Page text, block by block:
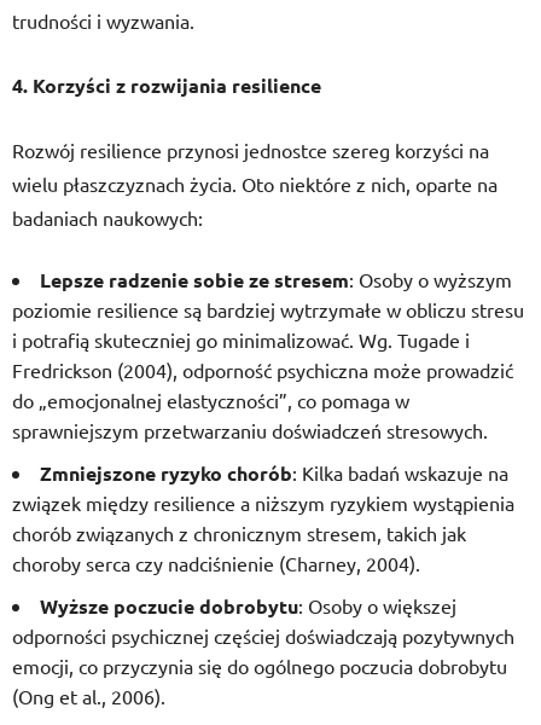
trudności i wyzwania.
4. Korzyści z rozwijania resilience
Rozwój resilience przynosi jednostce szereg korzyści na
wielu płaszczyznach życia. Oto niektóre z nich, oparte na
badaniach naukowych:
Lepsze radzenie sobie ze stresem: Osoby o wyższym
poziomie resilience są bardziej wytrzymałe w obliczu stresu
i potrafią skuteczniej go minimalizować. Wg. Tugade i
Fredrickson (2004), odporność psychiczna może prowadzić
do „emocjonalnej elastyczności”, co pomaga w
sprawniejszym przetwarzaniu doświadczeń stresowych.
Zmniejszone ryzyko chorób: Kilka badań wskazuje na
związek między resilience a niższym ryzykiem wystąpienia
chorób związanych z chronicznym stresem, takich jak
choroby serca czy nadciśnienie (Charney, 2004).
Wyższe poczucie dobrobytu: Osoby o większej
odporności psychicznej częściej doświadczają pozytywnych
emocji, co przyczynia się do ogólnego poczucia dobrobytu
(Ong et al., 2006).